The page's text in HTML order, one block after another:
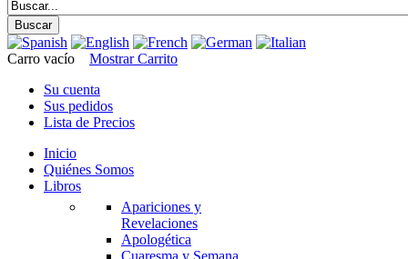
Carro vacío
Mostrar Carrito
Su cuenta
Sus pedidos
Lista de Precios
Inicio
Quiénes Somos
Libros
Apariciones y
Revelaciones
Apologética
Cuaresma y Semana